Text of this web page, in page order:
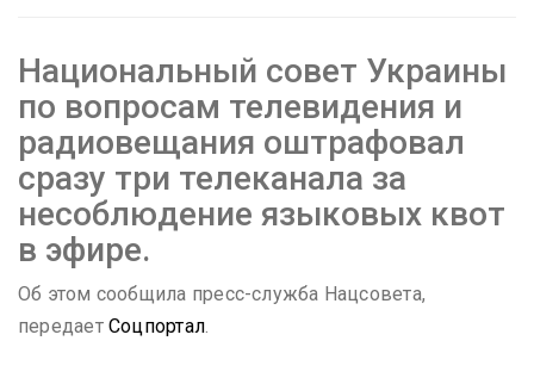
Национальный совет Украины
по вопросам телевидения и
радиовещания оштрафовал
сразу три телеканала за
несоблюдение языковых квот
в эфире.
Об этом сообщила пресс-служба Нацсовета,
передаетСоцпортал.